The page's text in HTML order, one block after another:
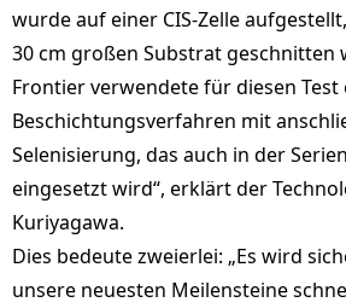
wurde auf einer CIS-Zelle
30 cm großen Substrat geschnitten
Frontier verwendete für diesen Test
Beschichtungsverfahren mit
Selenisierung, das auch in der
eingesetzt wird“, erklärt der
Kuriyagawa.
Dies bedeute zweierlei: „Es wird
unsere neuesten Meilensteine